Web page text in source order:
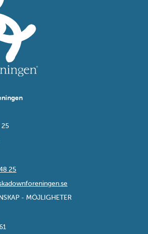
25
- MÖJLIGHETER